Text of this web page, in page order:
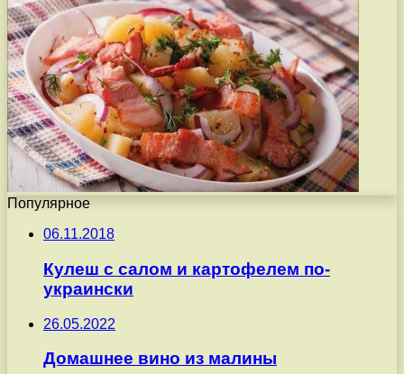
Популярное
06.11.2018
Кулеш с салом и картофелем по-
украински
26.05.2022
Домашнее вино из малины